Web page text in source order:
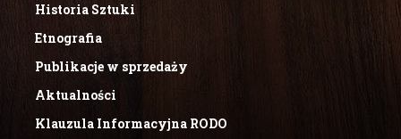
Historia Sztuki
Etnografia
Publikacje w sprzedaży
Aktualności
Klauzula Informacyjna RODO